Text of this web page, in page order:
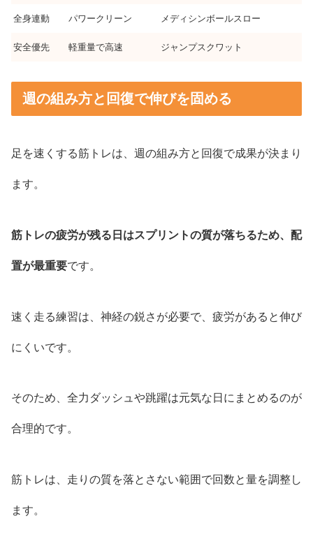
全身連動 パワークリーン メディシンボールスロー
安全優先 軽重量で高速 ジャンプスクワット
週の組み方と回復で伸びを固める
足を速くする筋トレは、週の組み方と回復で成果が決まり
ます。
筋トレの疲労が残る日はスプリントの質が落ちるため、配
置が最重要です。
速く走る練習は、神経の鋭さが必要で、疲労があると伸び
にくいです。
そのため、全力ダッシュや跳躍は元気な日にまとめるのが
合理的です。
筋トレは、走りの質を落とさない範囲で回数と量を調整し
ます。